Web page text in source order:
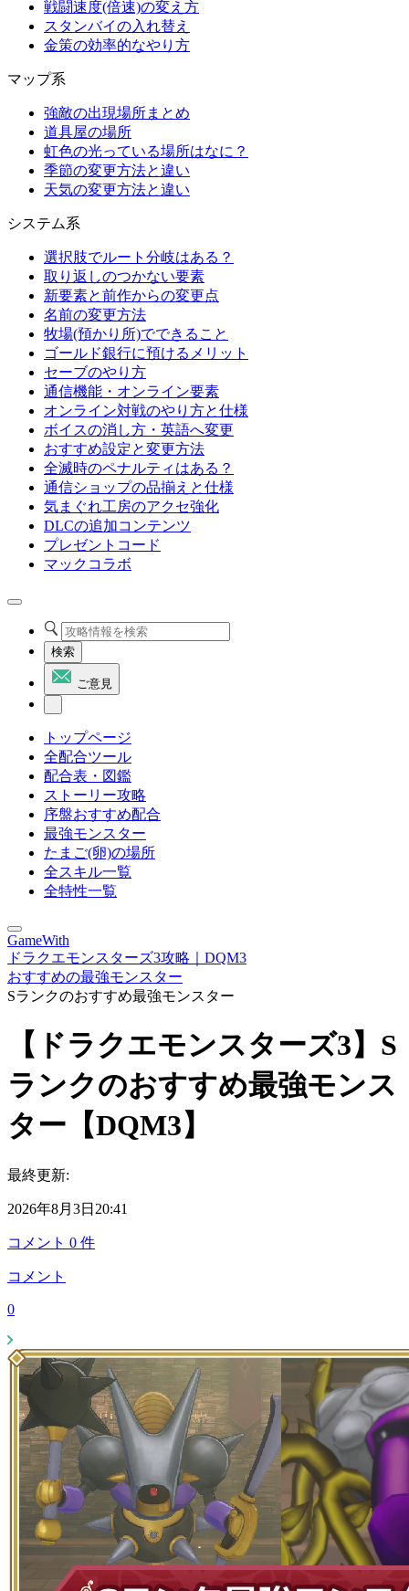
戦闘速度(倍速)の変え方
スタンバイの入れ替え
金策の効率的なやり方
マップ系
強敵の出現場所まとめ
道具屋の場所
虹色の光っている場所はなに？
季節の変更方法と違い
天気の変更方法と違い
システム系
選択肢でルート分岐はある？
取り返しのつかない要素
新要素と前作からの変更点
名前の変更方法
牧場(預かり所)でできること
ゴールド銀行に預けるメリット
セーブのやり方
通信機能・オンライン要素
オンライン対戦のやり方と仕様
ボイスの消し方・英語へ変更
おすすめ設定と変更方法
全滅時のペナルティはある？
通信ショップの品揃えと仕様
気まぐれ工房のアクセ強化
DLCの追加コンテンツ
プレゼントコード
マックコラボ
検索
ご意見
トップページ
全配合ツール
配合表・図鑑
ストーリー攻略
序盤おすすめ配合
最強モンスター
たまご(卵)の場所
全スキル一覧
全特性一覧
GameWith
ドラクエモンスターズ3攻略｜DQM3
おすすめの最強モンスター
Sランクのおすすめ最強モンスター
【ドラクエモンスターズ3】S
ランクのおすすめ最強モンス
ター【DQM3】
最終更新:
2026年8月3日20:41
コメント 0 件
コメント
0